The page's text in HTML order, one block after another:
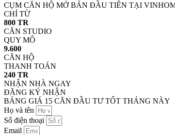
CỤM CĂN HỘ MỞ BÁN ĐẦU TIÊN TẠI
CHỈ TỪ
800 TR
CĂN STUDIO
QUY MÔ
9.600
CĂN HỘ
THANH TOÁN
240 TR
NHẬN NHÀ NGAY
ĐĂNG KÝ NHẬN
BẢNG GIÁ 15 CĂN ĐẦU TƯ TỐT THÁNG NÀY
Họ và tên
Số điện thoại
Email